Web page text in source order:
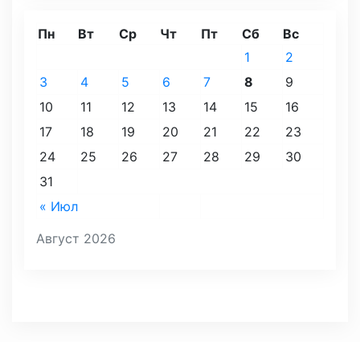
Август 2026
Пн Вт Ср Чт Пт Сб Вс
« Июл
1
2
3
4 5 6 7 8
9
10
11 12 13 14 15
16
17
18 19 20 21 22
23
24
25 26 27 28 29
30
31